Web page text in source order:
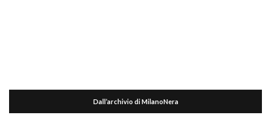
Dall’archivio di MilanoNera